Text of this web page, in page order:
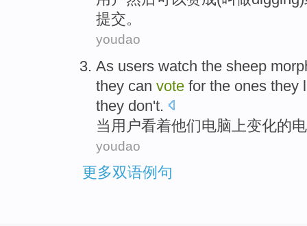
提交。
youdao
As users watch the sheep
they can vote for the ones they
they don't.
当 用户看着他们电脑 上变化的
youdao
更多双语例句